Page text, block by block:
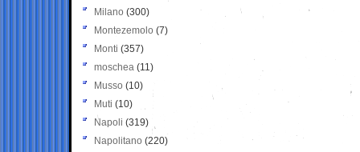
Milano (300)
Montezemolo (7)
Monti (357)
moschea (11)
Musso (10)
Muti (10)
Napoli (319)
Napolitano (220)